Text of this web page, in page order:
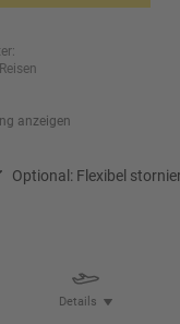
anzeigen
Optional: Flexibel
Details